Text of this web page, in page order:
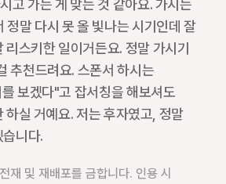
고 가는 게 맞는 것 같아요. 가시는
말 다시 못 올 빛나는 시기인데 잘
스키한 일이거든요. 정말 가시기
추천드려요. 스폰서 하시는
보겠다"고 잡서칭을 해보셔도
실 거예요. 저는 후자였고, 정말
니다.
및 재배포를 금합니다. 인용 시